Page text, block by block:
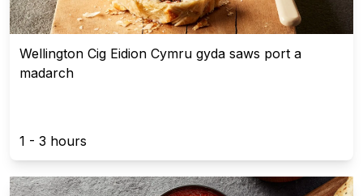
Wellington Cig Eidion Cymru gyda saws port a
madarch
1 - 3 hours